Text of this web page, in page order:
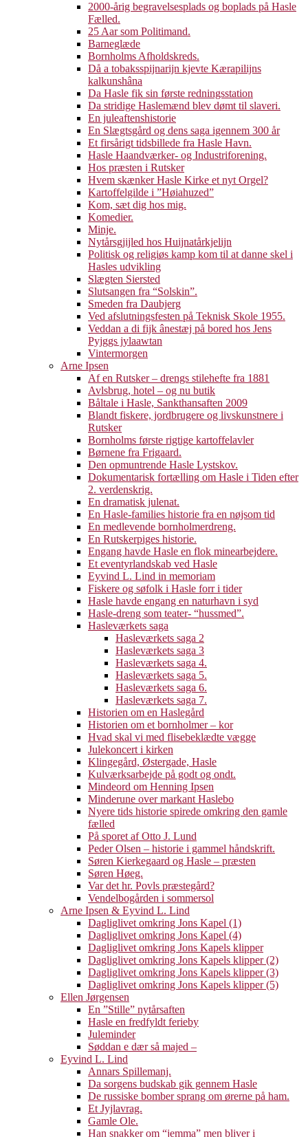
2000-årig begravelsesplads og boplads på Hasle
Fælled.
25 Aar som Politimand.
Barneglæde
Bornholms Afholdskreds.
Då a tobaksspijnarijn kjevte Kærapilijns
kalkunshâna
Da Hasle fik sin første redningsstation
Da stridige Haslemænd blev dømt til slaveri.
En juleaftenshistorie
En Slægtsgård og dens saga igennem 300 år
Et firsårigt tidsbillede fra Hasle Havn.
Hasle Haandværker- og Industriforening.
Hos præsten i Rutsker
Hvem skænker Hasle Kirke et nyt Orgel?
Kartoffelgilde i ”Høiahuzed”
Kom, sæt dig hos mig.
Komedier.
Minje.
Nytårsgjijled hos Huijnatårkjelijn
Politisk og religiøs kamp kom til at danne skel i
Hasles udvikling
Slægten Siersted
Slutsangen fra “Solskin”.
Smeden fra Daubjerg
Ved afslutningsfesten på Teknisk Skole 1955.
Veddan a di fijk ânestæj på bored hos Jens
Pyjggs jylaawtan
Vintermorgen
Arne Ipsen
Af en Rutsker – drengs stilehefte fra 1881
Avlsbrug, hotel – og nu butik
Båltale i Hasle, Sankthansaften 2009
Blandt fiskere, jordbrugere og livskunstnere i
Rutsker
Bornholms første rigtige kartoffelavler
Børnene fra Frigaard.
Den opmuntrende Hasle Lystskov.
Dokumentarisk fortælling om Hasle i Tiden efter
2. verdenskrig.
En dramatisk julenat.
En Hasle-families historie fra en nøjsom tid
En medlevende bornholmerdreng.
En Rutskerpiges historie.
Engang havde Hasle en flok minearbejdere.
Et eventyrlandskab ved Hasle
Eyvind L. Lind in memoriam
Fiskere og søfolk i Hasle forr i tider
Hasle havde engang en naturhavn i syd
Hasle-dreng som teater- “hussmed”.
Hasleværkets saga
Hasleværkets saga 2
Hasleværkets saga 3
Hasleværkets saga 4.
Hasleværkets saga 5.
Hasleværkets saga 6.
Hasleværkets saga 7.
Historien om en Haslegård
Historien om et bornholmer – kor
Hvad skal vi med flisebeklædte vægge
Julekoncert i kirken
Klingegård, Østergade, Hasle
Kulværksarbejde på godt og ondt.
Mindeord om Henning Ipsen
Minderune over markant Haslebo
Nyere tids historie spirede omkring den gamle
fælled
På sporet af Otto J. Lund
Peder Olsen – historie i gammel håndskrift.
Søren Kierkegaard og Hasle – præsten
Søren Høeg.
Var det hr. Povls præstegård?
Vendelbogården i sommersol
Arne Ipsen & Eyvind L. Lind
Dagliglivet omkring Jons Kapel (1)
Dagliglivet omkring Jons Kapel (4)
Dagliglivet omkring Jons Kapels klipper
Dagliglivet omkring Jons Kapels klipper (2)
Dagliglivet omkring Jons Kapels klipper (3)
Dagliglivet omkring Jons Kapels klipper (5)
Ellen Jørgensen
En ”Stille” nytårsaften
Hasle en fredfyldt ferieby
Juleminder
Søddan e dær så majed –
Eyvind L. Lind
Annars Spillemanj.
Da sorgens budskab gik gennem Hasle
De russiske bomber sprang om ørerne på ham.
Et Jyjlavrag.
Gamle Ole.
Han snakker om “jemma” men bliver i